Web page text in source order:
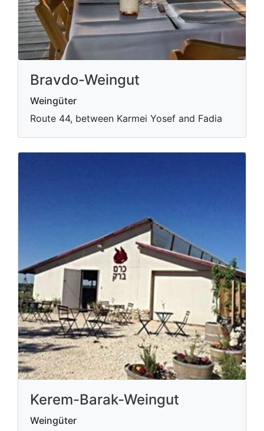
Bravdo-Weingut
Weingüter
Route 44, between Karmei Yosef and Fadia
Kerem-Barak-Weingut
Weingüter